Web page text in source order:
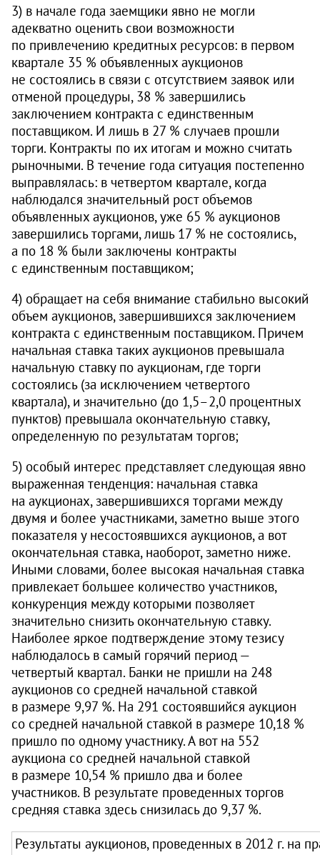
3) в начале года заемщики явно не могли
адекватно оценить свои возможности
по привлечению кредитных ресурсов: в первом
квартале 35 % объявленных аукционов
не состоялись в связи с отсутствием заявок или
отменой процедуры, 38 % завершились
заключением контракта с единственным
поставщиком. И лишь в 27 % случаев прошли
торги. Контракты по их итогам и можно считать
рыночными. В течение года ситуация постепенно
выправлялась: в четвертом квартале, когда
наблюдался значительный рост объемов
объявленных аукционов, уже 65 % аукционов
завершились торгами, лишь 17 % не состоялись,
а по 18 % были заключены контракты
с единственным поставщиком;
4) обращает на себя внимание стабильно высокий
объем аукционов, завершившихся заключением
контракта с единственным поставщиком. Причем
начальная ставка таких аукционов превышала
начальную ставку по аукционам, где торги
состоялись (за исключением четвертого
квартала), и значительно (до 1,5–2,0 процентных
пунктов) превышала окончательную ставку,
определенную по результатам торгов;
5) особый интерес представляет следующая явно
выраженная тенденция: начальная ставка
на аукционах, завершившихся торгами между
двумя и более участниками, заметно выше этого
показателя у несостоявшихся аукционов, а вот
окончательная ставка, наоборот, заметно ниже.
Иными словами, более высокая начальная ставка
привлекает большее количество участников,
конкуренция между которыми позволяет
значительно снизить окончательную ставку.
Наиболее яркое подтверждение этому тезису
наблюдалось в самый горячий период —
четвертый квартал. Банки не пришли на 248
аукционов со средней начальной ставкой
в размере 9,97 %. На 291 состоявшийся аукцион
со средней начальной ставкой в размере 10,18 %
пришло по одному участнику. А вот на 552
аукциона со средней начальной ставкой
в размере 10,54 % пришло два и более
участников. В результате проведенных торгов
средняя ставка здесь снизилась до 9,37 %.
Результаты аукционов, проведенных в 2012 г. на